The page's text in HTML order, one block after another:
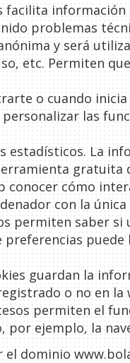
facilita
problemas
y será
etc. Permiten
o cuando
las
estadísticos. La
cómo
con la
permiten saber
preferencias
guardan la
o no en la
permiten el
por ejemplo, la
el dominio